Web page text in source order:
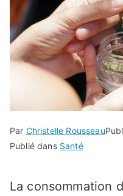
Par Christelle Rousseau
Publié dans Santé
La consommation